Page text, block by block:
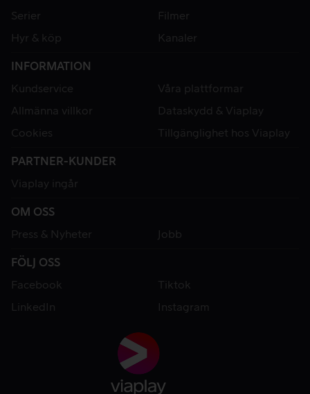
Serier
Filmer
Hyr & köp
Kanaler
INFORMATION
Kundservice
Våra plattformar
Allmänna villkor
Dataskydd & Viaplay
Cookies
Tillgänglighet hos Viaplay
PARTNER-KUNDER
Viaplay ingår
OM OSS
Press & Nyheter
Jobb
FÖLJ OSS
Facebook
Tiktok
LinkedIn
Instagram